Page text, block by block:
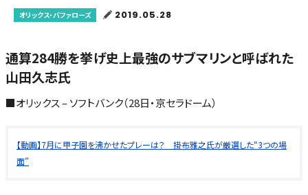
オリックス・バファローズ 2019.05.28
通算284勝を挙げ史上最強のサブマリンと呼ばれた
山田久志氏
■オリックス – ソフトバンク（28日・京セラドーム）
【動画】7月に甲子園を沸かせたプレーは？ 掛布雅之氏が厳選した“3つの場
面”